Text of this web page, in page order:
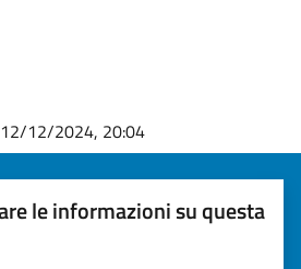
12/12/2024, 20:04
le informazioni su questa